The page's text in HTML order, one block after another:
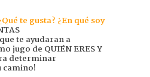
te gusta? ¿En qué soy
te ayudaran a
jugo de QUIÉN ERES Y
determinar